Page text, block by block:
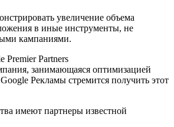
увеличение объема
в иные инструменты, не
кампаниями.
Premier Partners
занимающаяся оптимизацией
Рекламы стремится получить этот
имеют партнеры известной